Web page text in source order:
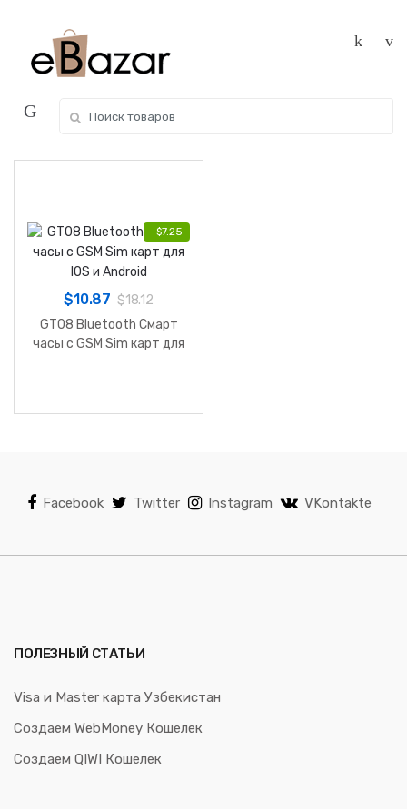
navigation
content
for:
-$7.25
$10.87 $18.12
GT08 Bluetooth Смарт
часы с GSM Sim карт для
Facebook Twitter Instagram VKontakte
ПОЛЕЗНЫЙ СТАТЬИ
Visa и Master карта Узбекистан
Создаем WebMoney Кошелек
Создаем QIWI Кошелек